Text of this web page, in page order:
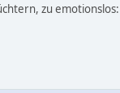
zu emotionslos: